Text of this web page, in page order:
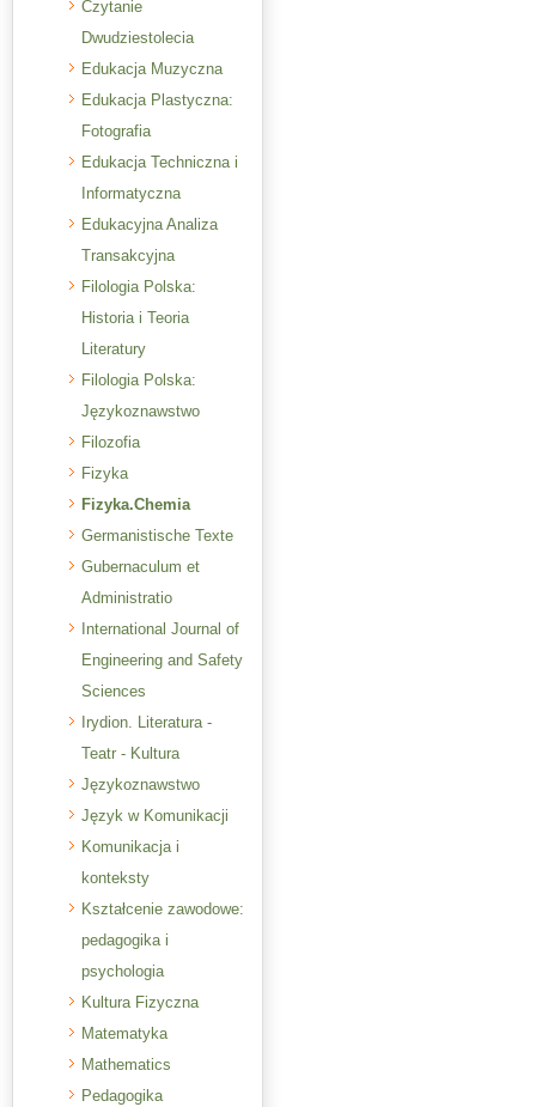
Czytanie
Dwudziestolecia
Edukacja Muzyczna
Edukacja Plastyczna:
Fotografia
Edukacja Techniczna i
Informatyczna
Edukacyjna Analiza
Transakcyjna
Filologia Polska:
Historia i Teoria
Literatury
Filologia Polska:
Językoznawstwo
Filozofia
Fizyka
Fizyka.Chemia
Germanistische Texte
Gubernaculum et
Administratio
International Journal of
Engineering and Safety
Sciences
Irydion. Literatura -
Teatr - Kultura
Językoznawstwo
Język w Komunikacji
Komunikacja i
konteksty
Kształcenie zawodowe:
pedagogika i
psychologia
Kultura Fizyczna
Matematyka
Mathematics
Pedagogika